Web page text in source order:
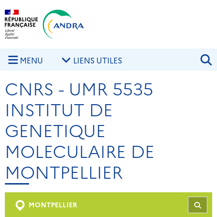
Aller au contenu principal
MENU LIENS UTILES
CNRS - UMR 5535
INSTITUT DE
GENETIQUE
MOLECULAIRE DE
MONTPELLIER
MONTPELLIER